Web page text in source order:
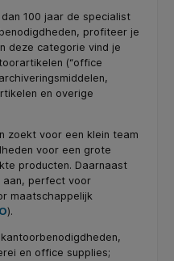
100 jaar de specialist
profiteer je
deze categorie vind je
(“office
en overige
zoekt voor een klein team
voor een grote
producten. Daarnaast
aan, perfect voor
maatschappelijk
).
en office supplies;